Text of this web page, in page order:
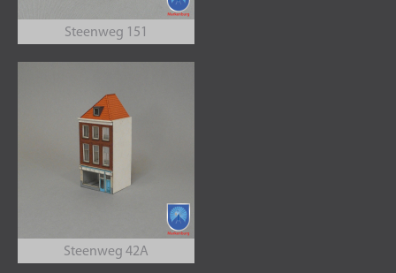
Steenweg 151
Steenweg 42A